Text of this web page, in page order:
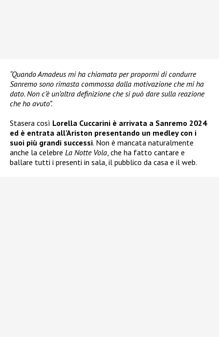
“Quando Amadeus mi ha chiamata per propormi di condurre
Sanremo sono rimasta commossa dalla motivazione che mi ha
dato. Non c’è un’altra definizione che si può dare sulla reazione
che ho avuto”.
Stasera così Lorella Cuccarini è arrivata a Sanremo 2024
ed è entrata all’Ariston presentando un medley con i
suoi più grandi successi. Non è mancata naturalmente
anche la celebre La Notte Vola, che ha fatto cantare e
ballare tutti i presenti in sala, il pubblico da casa e il web.